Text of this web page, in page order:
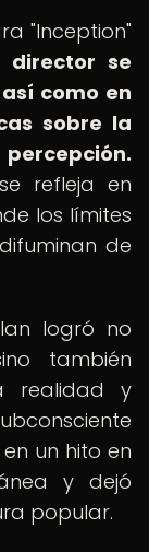
"Inception"
director se
como en
sobre la
refleja en
los límites
de
logró no
también
realidad y
un hito en
y dejó
popular.